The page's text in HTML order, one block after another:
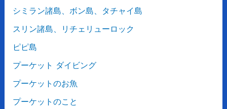
シミラン諸島、ボン島、タチャイ島
スリン諸島、リチェリューロック
ピピ島
プーケット ダイビング
プーケットのお魚
プーケットのこと